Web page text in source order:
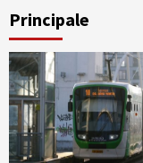
Principale